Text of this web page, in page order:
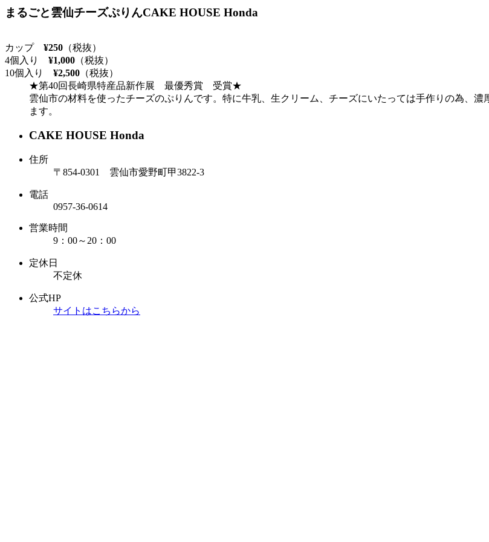
まるごと雲仙チーズぷりんCAKE HOUSE Honda
カップ ¥250 （税抜）
4個入り ¥1,000 （税抜）
10個入り ¥2,500 （税抜）
★第40回長崎県特産品新作展 最優秀賞 受賞★
雲仙市の材料を使ったチーズのぷりんです。特に牛乳、生クリーム、チーズにいたっては手作りの為、濃
ます。
CAKE HOUSE Honda
住所
〒854-0301 雲仙市愛野町甲3822-3
電話
0957-36-0614
営業時間
9：00～20：00
定休日
不定休
公式HP
サイトはこちらから